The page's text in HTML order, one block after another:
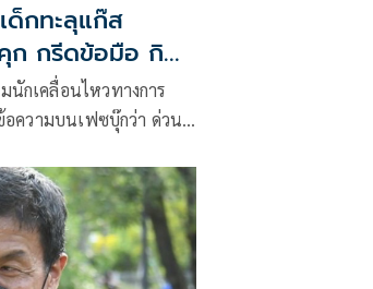
ด็กทะลุแก๊ส
ก กรีดข้อมือ กิน
กเคลื่อนไหวทางการ
ามบนเฟซบุ๊กว่า ด่วน